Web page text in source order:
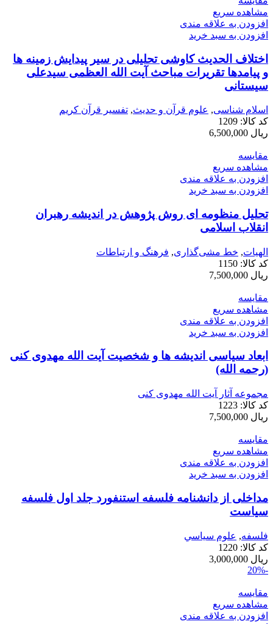
مشاهده سریع
افزودن به علاقه مندی
افزودن به سبد خرید
اختلاف الحدیث کاوشی تحلیلی در سیر پیدایش زمینه ها
و پیامدها تقریرات مباحث آیت الله العظمی سیدعلی
سیستانی
اسلام شناسی, علوم قرآن و حدیث, تفسیر قرآن کریم
کد کالا: 1209
ریال
مقایسه
مشاهده سریع
افزودن به علاقه مندی
افزودن به سبد خرید
تحلیل منظومه ای روش پژوهش در اندیشه رهبران
انقلاب اسلامی
الهيات, خط مشی‌گذاری, فرهنگ و ارتباطات
کد کالا: 1150
ریال
مقایسه
مشاهده سریع
افزودن به علاقه مندی
افزودن به سبد خرید
ابعاد سیاسی اندیشه ها و شخصیت آیت الله مهدوی کنی
(رحمه الله)
مجموعه آثار آیت الله مهدوی کنی
کد کالا: 1223
ریال
مقایسه
مشاهده سریع
افزودن به علاقه مندی
افزودن به سبد خرید
مداخلی از دانشنامه فلسفه استنفورد جلد اول فلسفه
سیاست
فلسفه, علوم سياسي
کد کالا: 1220
ریال
-20%
مقایسه
مشاهده سریع
افزودن به علاقه مندی